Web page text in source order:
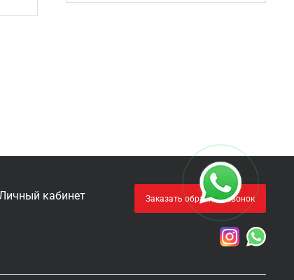
кабинет Заказать обратный звонок